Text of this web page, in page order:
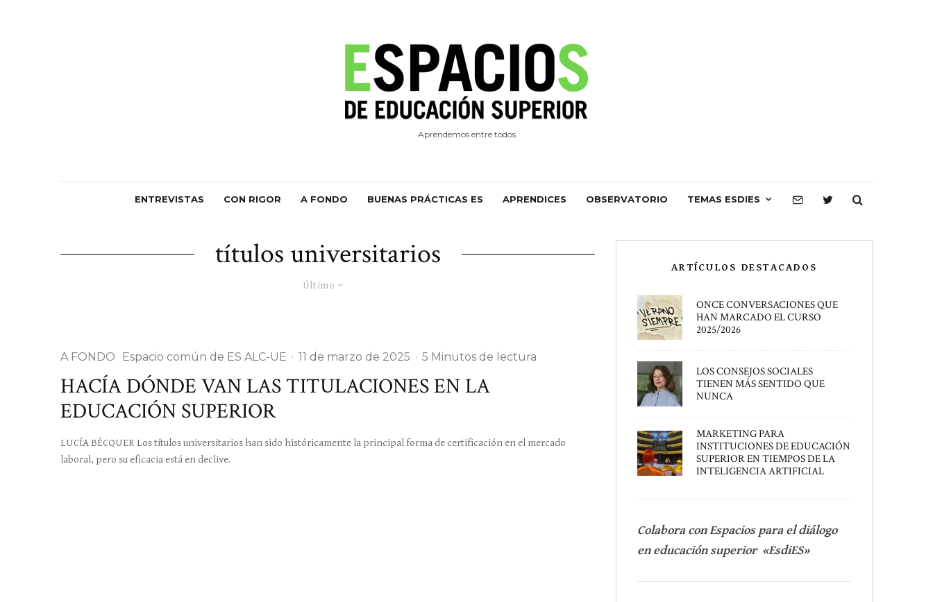
Aprendemos entre todos
ENTREVISTAS CON RIGOR A FONDO BUENAS PRÁCTICAS ES APRENDICES OBSERVATORIO TEMAS ESDIES
títulos universitarios
Último
A FONDO Espacio común de ES ALC-UE · 11 de marzo de 2025 · 5 Minutos de lectura
HACÍA DÓNDE VAN LAS TITULACIONES EN LA
EDUCACIÓN SUPERIOR
LUCÍA BÉCQUER Los títulos universitarios han sido históricamente la principal forma de certificación en el mercado
laboral, pero su eficacia está en declive.
ARTÍCULOS DESTACADOS
ONCE CONVERSACIONES QUE
HAN MARCADO EL CURSO
2025/2026
LOS CONSEJOS SOCIALES
TIENEN MÁS SENTIDO QUE
NUNCA
MARKETING PARA
INSTITUCIONES DE EDUCACIÓN
SUPERIOR EN TIEMPOS DE LA
INTELIGENCIA ARTIFICIAL
Colabora con Espacios para el diálogo
en educación superior «EsdiES»